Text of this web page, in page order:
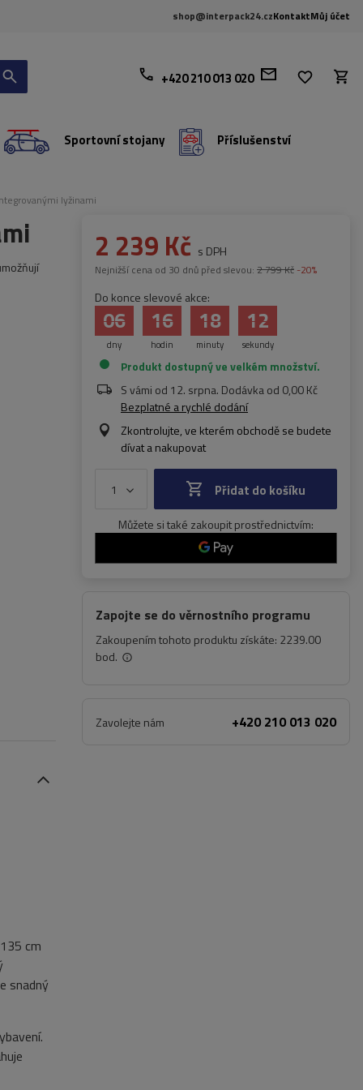
shop@interpack24.czKontaktMůj účet
+420 210 013 020
Sportovní stojany Příslušenství
lyžinami
2 239 Kč s DPH
Nejnižší cena od 30 dnů před slevou: 2 799 Kč -20%
Do konce slevové akce:
dny
06
hodin
16
minuty
18
sekundy
11
Produkt dostupný ve velkém množství
S vámi od 12. srpna. Dodávka od 0,00 Kč
Bezplatné a rychlé dodání
Zkontrolujte, ve kterém obchodě se budete
dívat a nakupovat
Přidat do košíku
Můžete si také zakoupit prostřednictvím:
Zapojte se do věrnostního programu
Zakoupením tohoto produktu získáte: 2239.00
bod.
Zavolejte nám +420 210 013 020
cm
snadný